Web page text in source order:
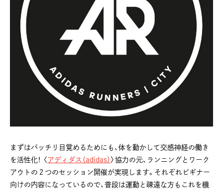
まずはパッチリ目覚めるためにも、体を動かして交感神経の働き
を活性化！ 〈 アディダス（adidas） 〉協力の元、ランニングとワーク
アウトの２つのセッション開催が実現します。それぞれビギナー
向けの内容になっているので、普段は運動と疎遠な方もこれを機